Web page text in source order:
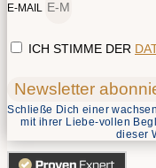
E-MAIL
ICH STIMME DER
Newsletter
Schließe Dich einer
mit ihrer Liebe-vollen
dieser